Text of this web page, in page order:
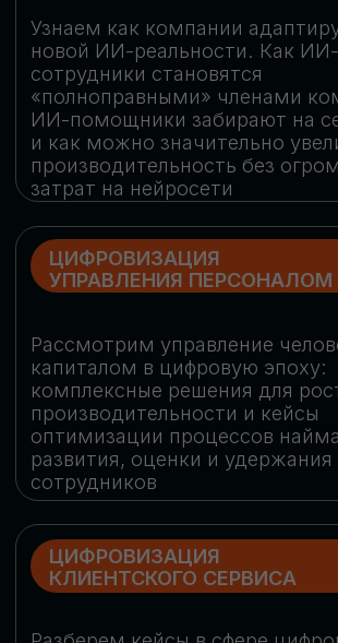
огромную статью затрат
ОБЛАЧНЫЕ ТЕХНОЛОГИИ
Подискутируем, какие облачные решения
существуют на рынке и почему
использование мультиоблачных моделей
не только снижает затраты, но и
«пересборки» бизнес-моделей
СКАЧАТЬ
ПРОГРАММУ
КОНФЕРЕНЦИИ
Оставьте заявку, мы направим вам
программу конференции
СКАЧАТЬ ПРОГРАММУ